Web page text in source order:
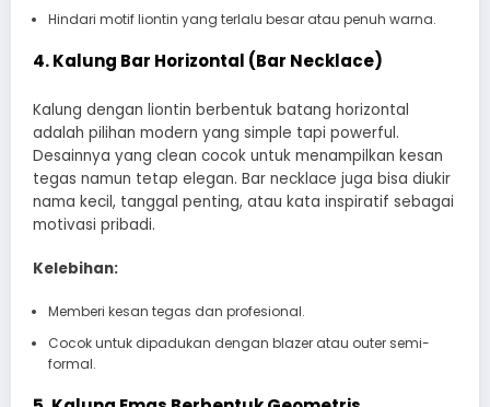
Hindari motif liontin yang terlalu besar atau penuh warna.
4. Kalung Bar Horizontal (Bar Necklace)
Kalung dengan liontin berbentuk batang horizontal
adalah pilihan modern yang simple tapi powerful.
Desainnya yang clean cocok untuk menampilkan kesan
tegas namun tetap elegan. Bar necklace juga bisa diukir
nama kecil, tanggal penting, atau kata inspiratif sebagai
motivasi pribadi.
Kelebihan:
Memberi kesan tegas dan profesional.
Cocok untuk dipadukan dengan blazer atau outer semi-
formal.